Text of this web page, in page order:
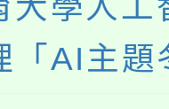
大學人工
「AI主題